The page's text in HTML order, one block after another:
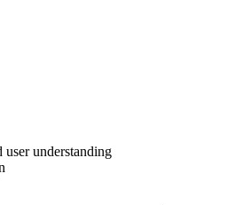
understanding